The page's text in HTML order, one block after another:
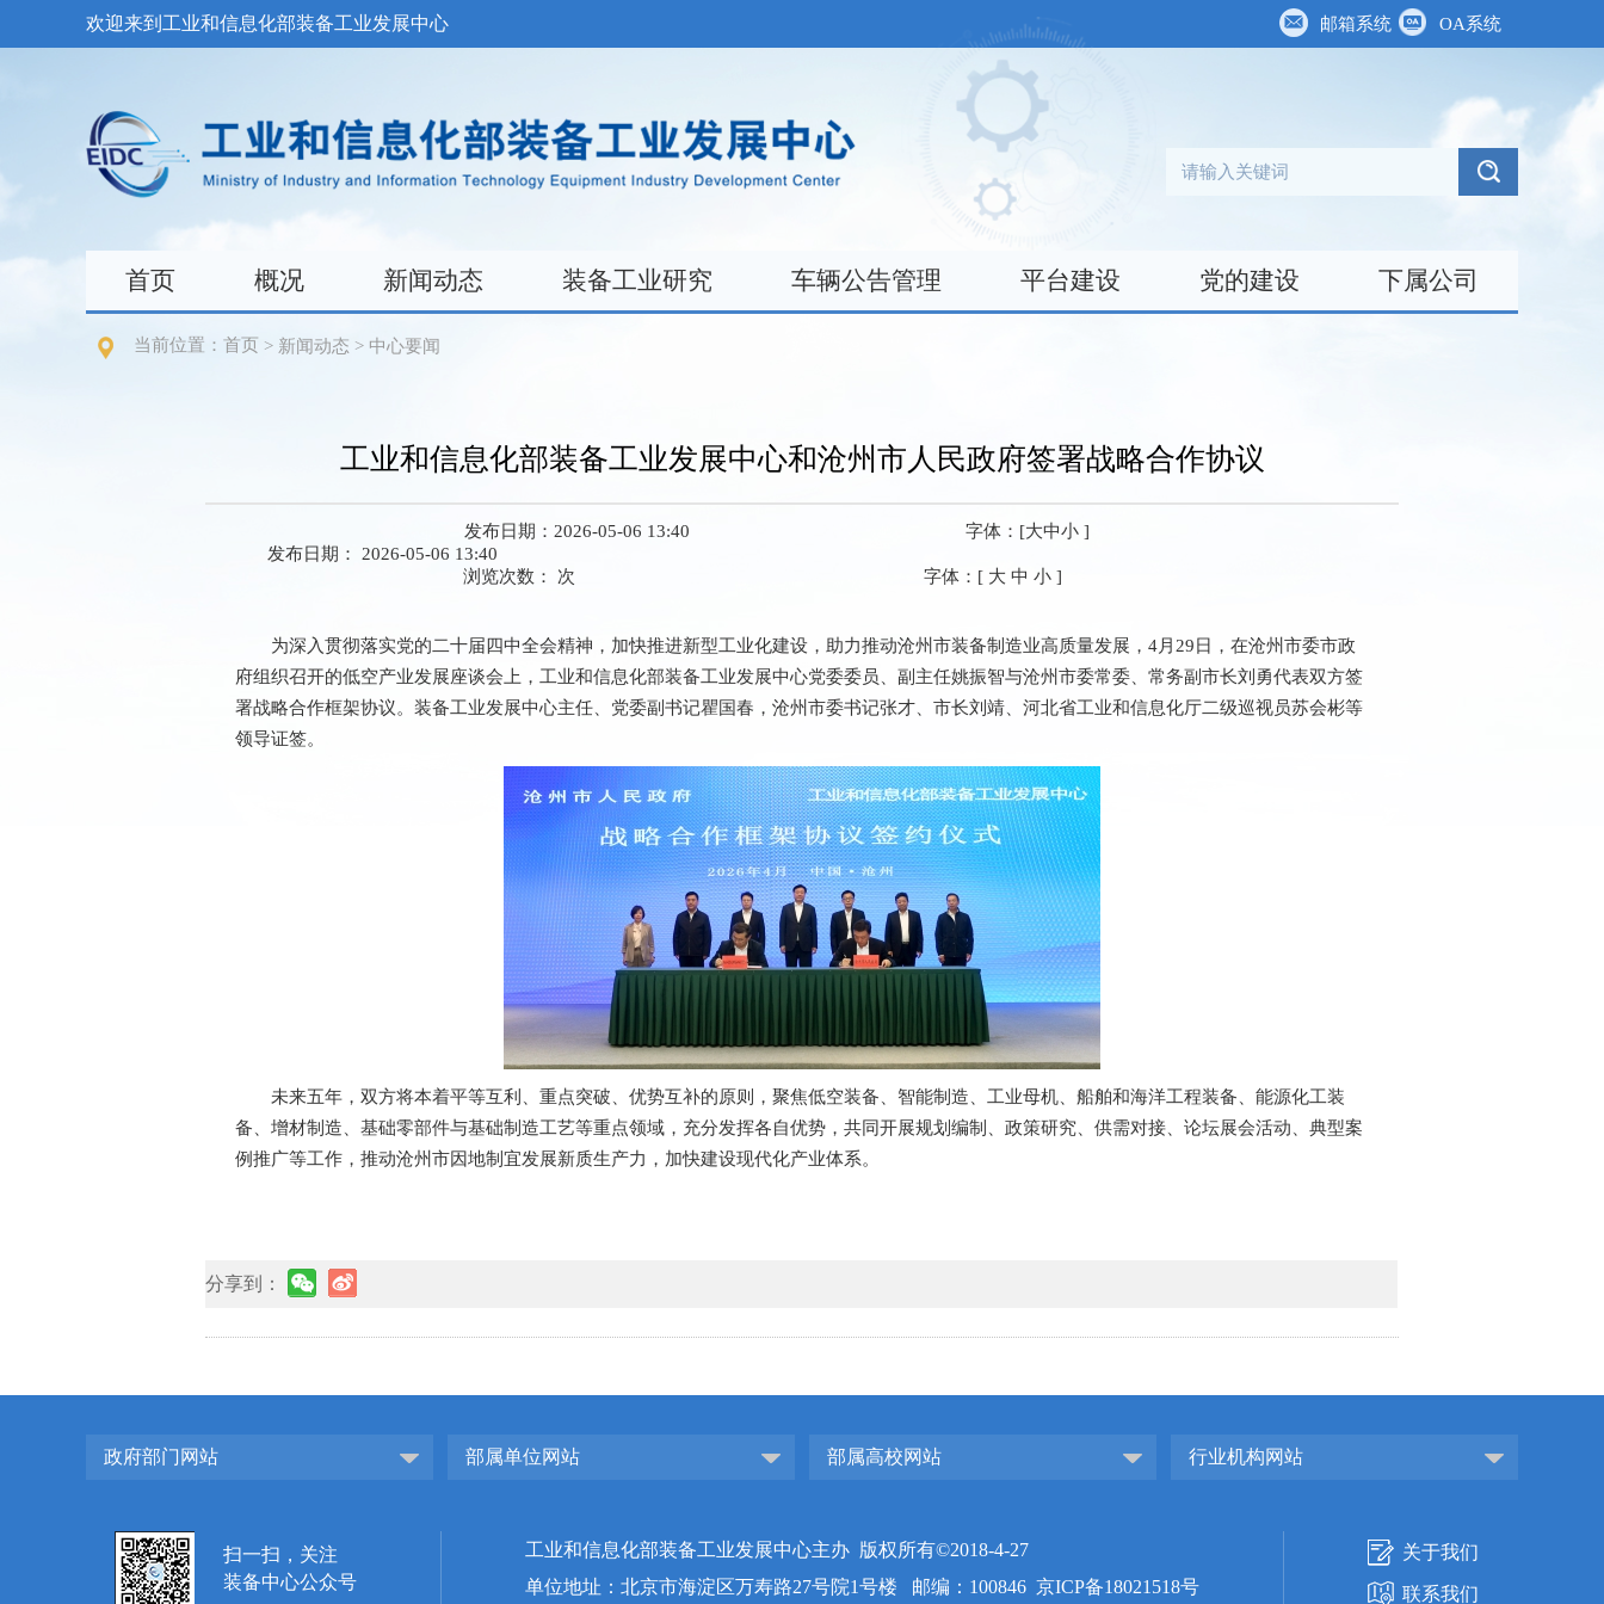
欢迎来到工业和信息化部装备工业发展中心 邮箱系统 OA系统
首页 概况 新闻动态 装备工业研究 车辆公告管理 平台建设 党的建设 下属公司
当前位置： 首页 > 新闻动态 > 中心要闻
工业和信息化部装备工业发展中心和沧州市人民政府签署战略合作协议
发布日期：2026-05-06 13:40 字体：[大中小 ]
发布日期： 2026-05-06 13:40
浏览次数： 次 字体：[ 大 中 小 ]
为深入贯彻落实党的二十届四中全会精神，加快推进新型工业化建设，助力推动沧州市装备制造业高质量发展，4月29日，在沧州市委市政
府组织召开的低空产业发展座谈会上，工业和信息化部装备工业发展中心党委委员、副主任姚振智与沧州市委常委、常务副市长刘勇代表双方签
署战略合作框架协议。装备工业发展中心主任、党委副书记瞿国春，沧州市委书记张才、市长刘靖、河北省工业和信息化厅二级巡视员苏会彬等
领导证签。
未来五年，双方将本着平等互利、重点突破、优势互补的原则，聚焦低空装备、智能制造、工业母机、船舶和海洋工程装备、能源化工装
备、增材制造、基础零部件与基础制造工艺等重点领域，充分发挥各自优势，共同开展规划编制、政策研究、供需对接、论坛展会活动、典型案
例推广等工作，推动沧州市因地制宜发展新质生产力，加快建设现代化产业体系。
分享到：
政府部门网站 部属单位网站 部属高校网站 行业机构网站
扫一扫，关注
装备中心公众号
工业和信息化部装备工业发展中心主办 版权所有©2018-4-27
单位地址：北京市海淀区万寿路27号院1号楼 邮编：100846 京ICP备18021518号
关于我们
联系我们